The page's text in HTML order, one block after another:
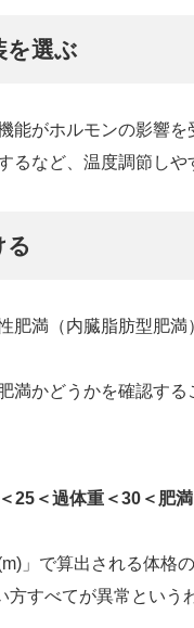
を選ぶ
能がホルモンの影響
るなど、温度調節し
る
肥満（内臓脂肪型肥
満かどうかを確認す
25＜過体重＜30＜肥満
」で算出される体格
方すべてが異常という